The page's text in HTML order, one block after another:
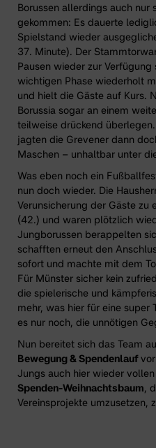
Borussen allerdings auch nur
gekommen: Es dauerte
Spielstand wieder
37. Minute). Der
Pausen wieder zur
wichtigen Phase wiederholt
und hielt die Gäste auf Kurs.
Borussia sogar an einem
teilweise drückend
jagten die Grevener dann
Maschen – unhaltbar unter
Was eben noch ein
nun doch wieder. Die
Verunsicherung der Gäste zu
(42.) und waren plötzlich
Jungborussen berappelten
schafften erneut den
sofort und machte mit dem
Für Münster sicher kein
die spielerische und
mehr, was hier für eine
es nur noch, die unnötigen
Nun bereitet sich das Team
Bewegung & Spendenlauf
Jungs auch hier wieder
Spenden-Weihnachtsbaum,
Vereinsprojekte umzusetzen,